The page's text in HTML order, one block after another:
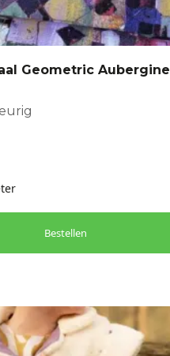
Geometric Aubergine
Bestellen